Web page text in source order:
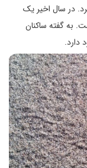
در سال اخیر یک
به گفته ساکنان